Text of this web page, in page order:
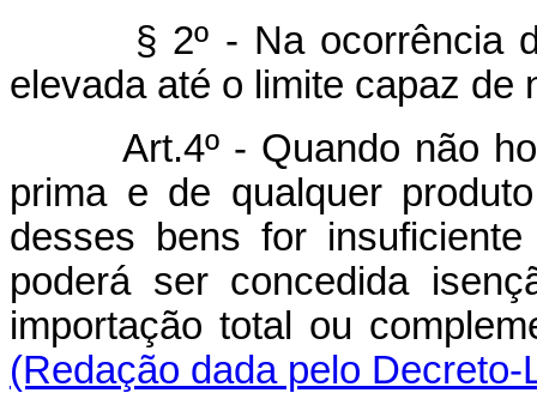
§ 2º - Na ocorrência de
elevada até o limite capaz de
Art.4º - Quando não
prima e de qualquer
desses bens for
poderá ser concedida
importação total ou
(Redação dada pelo Decreto-